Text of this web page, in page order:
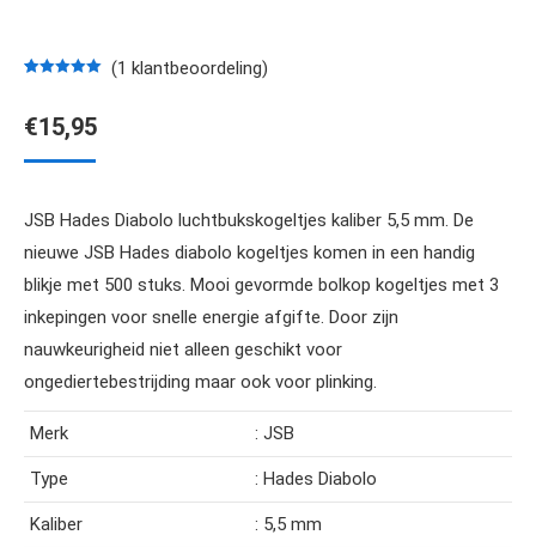
€15,95
gebaseerd
op
(1 klantbeoordeling)
JSB Hades Diabolo luchtbukskogeltjes kaliber 5,5 mm. De
nieuwe JSB Hades diabolo kogeltjes komen in een handig
blikje met 500 stuks. Mooi gevormde bolkop kogeltjes met 3
inkepingen voor snelle energie afgifte. Door zijn
nauwkeurigheid niet alleen geschikt voor
ongediertebestrijding maar ook voor plinking.
Merk : JSB
Type : Hades Diabolo
Kaliber : 5,5 mm